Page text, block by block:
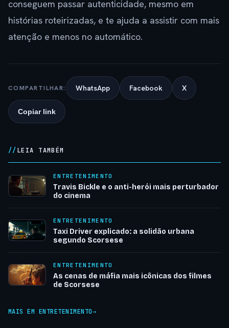
conseguem passar autenticidade, mesmo em
histórias roteirizadas, e te ajuda a assistir com mais
atenção e menos no automático.
COMPARTILHAR: WhatsApp Facebook X
Copiar link
LEIA TAMBÉM
ENTRETENIMENTO
Travis Bickle e o anti-herói mais perturbador
do cinema
ENTRETENIMENTO
Taxi Driver explicado: a solidão urbana
segundo Scorsese
ENTRETENIMENTO
As cenas de máfia mais icônicas dos filmes
de Scorsese
MAIS EM ENTRETENIMENTO